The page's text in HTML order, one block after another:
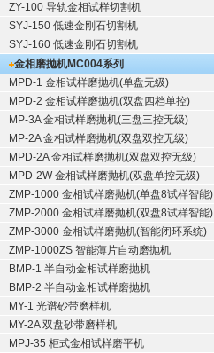
ZY-100 导轨金相试样切割机
SYJ-150 低速金刚石切割机
SYJ-160 低速金刚石切割机
金相磨抛机MC004系列
MPD-1 金相试样磨抛机(单盘无级)
MPD-2 金相试样磨抛机(双盘四档单控)
MP-3A 金相试样磨抛机(三盘三控无级)
MP-2A 金相试样磨抛机(双盘双控无级)
MPD-2A 金相试样磨抛机(双盘双控无级)
MPD-2W 金相试样磨抛机(双盘单控无级)
ZMP-1000 金相试样磨抛机(单盘8试样智能)
ZMP-2000 金相试样磨抛机(双盘8试样智能)
ZMP-3000 金相试样磨抛机(智能闭环系统)
ZMP-1000ZS 智能薄片自动磨抛机
BMP-1 半自动金相试样磨抛机
BMP-2 半自动金相试样磨抛机
MY-1 光谱砂带磨样机
MY-2A 双盘砂带磨样机
MPJ-35 柜式金相试样磨平机